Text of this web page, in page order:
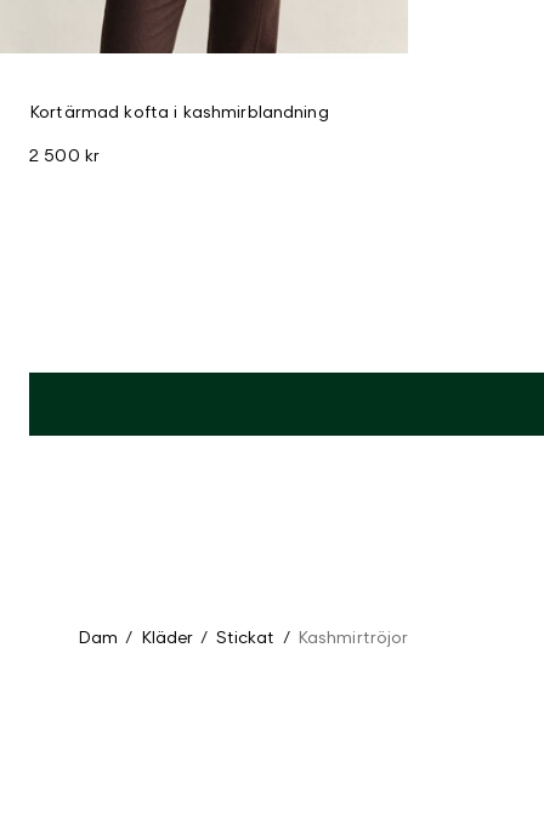
Kortärmad kofta i kashmirblandning
2 500 kr
Dam / Kläder / Stickat / Kashmirtröjor